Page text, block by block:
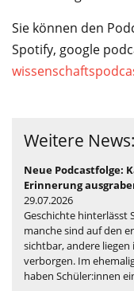
Sie können den
Spotify, google
Weitere News:
Neue Podcastfolge:
Erinnerung
29.07.2026
Geschichte hinterlässt
manche sind auf den
sichtbar, andere liegen
verborgen. Im
haben Schüler:innen